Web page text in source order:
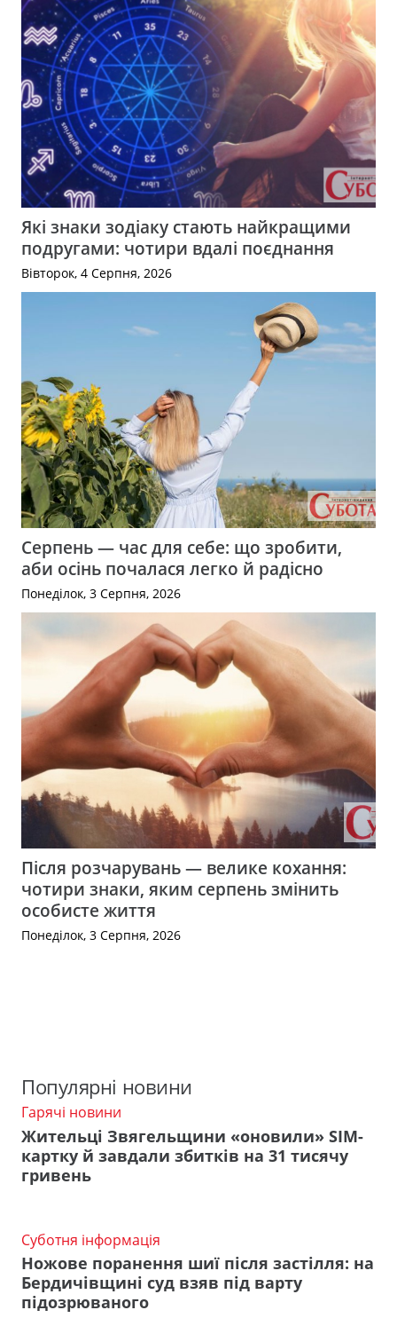
Які знаки зодіаку стають найкращими
подругами: чотири вдалі поєднання
Вівторок, 4 Серпня, 2026
Серпень — час для себе: що зробити,
аби осінь почалася легко й радісно
Понеділок, 3 Серпня, 2026
Після розчарувань — велике кохання:
чотири знаки, яким серпень змінить
особисте життя
Понеділок, 3 Серпня, 2026
Популярні новини
Гарячі новини
Жительці Звягельщини «оновили» SIM-
картку й завдали збитків на 31 тисячу
гривень
Суботня інформація
Ножове поранення шиї після застілля: на
Бердичівщині суд взяв під варту
підозрюваного